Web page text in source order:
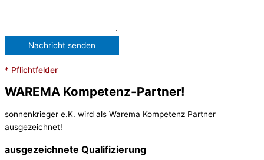
* Pflichtfelder
WAREMA Kompetenz-Partner!
sonnenkrieger e.K. wird als Warema Kompetenz Partner
ausgezeichnet!
ausgezeichnete Qualifizierung